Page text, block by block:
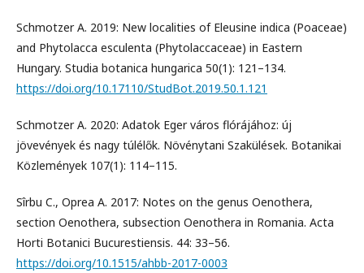
Schmotzer A. 2019: New localities of Eleusine indica (Poaceae)
and Phytolacca esculenta (Phytolaccaceae) in Eastern
Hungary. Studia botanica hungarica 50(1): 121–134.
https://doi.org/10.17110/StudBot.2019.50.1.121
Schmotzer A. 2020: Adatok Eger város flórájához: új
jövevények és nagy túlélők. Növénytani Szakülések. Botanikai
Közlemények 107(1): 114–115.
Sîrbu C., Oprea A. 2017: Notes on the genus Oenothera,
section Oenothera, subsection Oenothera in Romania. Acta
Horti Botanici Bucurestiensis. 44: 33–56.
https://doi.org/10.1515/ahbb-2017-0003